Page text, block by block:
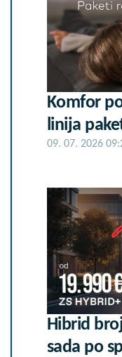
Komfor
linija
09. 07. 2026
Hibrid
sada po